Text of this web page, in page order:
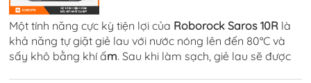
Một tính năng cực kỳ tiện lợi của Roborock Saros 10R là
khả năng tự giặt giẻ lau với nước nóng lên đến 80°C và
sấy khô bằng khí ấm. Sau khi làm sạch, giẻ lau sẽ được